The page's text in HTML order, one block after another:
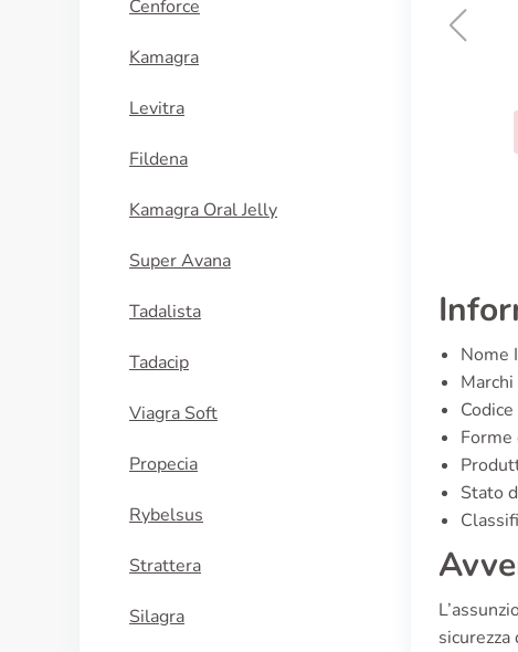
Cenforce
Kamagra
Levitra
Fildena
Kamagra Oral Jelly
Super Avana
Tadalista
Tadacip
Viagra Soft
Propecia
Rybelsus
Strattera
Silagra
Nome
Stato